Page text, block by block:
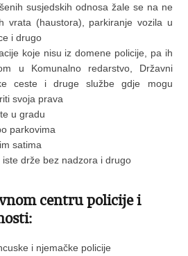
susjedskih odnosa žale se na ne
vrata (haustora), parkiranje vozila u
i drugo
koje nisu iz domene policije, pa ih
u Komunalno redarstvo, Državni
ceste i druge službe gdje mogu
svoja prava
u gradu
parkovima
satima
drže bez nadzora i drugo
centru policije i
i njemačke policije